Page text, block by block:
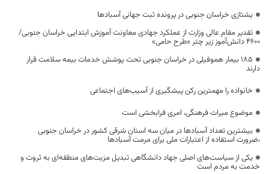
یشتازی خراسان جنوبی در پرونده ثبت جهانی آسبادها
تقدیر مقام عالی وزارت از عملکرد جهادی معاونت آموزش ابتدایی خراسان جنوبی/
۴۶۰۰ دانش‌آموز زیر چتر «طرح حامی»
۱۸۵ بیمار هموفیلی در خراسان جنوبی تحت پوشش خدمات بیمه سلامت قرار
دارند
خانواده را مهمترین رکن پیشگیری از آسیب‌های اجتماعی
موضوع میراث فرهنگی، امری فرابخشی است
بیشترین تعداد آسبادها در میان سه استان شرقی کشور در خراسان جنوبی
،ضرورت استفاده از اعتبارات ملی برای مرمت آسبادها
یکی از سیاست‌های اصلی جهاد دانشگاهی تبدیل مزیت‌های منطقه‌ای به ثروت و
خدمت به مردم است